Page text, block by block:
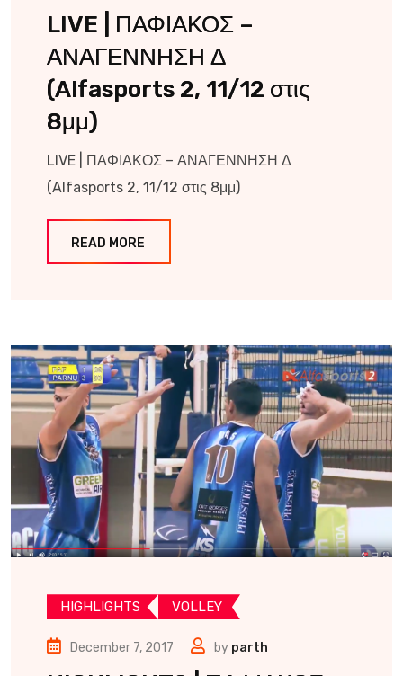
LIVE | ΠΑΦΙΑΚΟΣ –
ΑΝΑΓΕΝΝΗΣΗ Δ
(Alfasports 2, 11/12 στις
8μμ)
LIVE | ΠΑΦΙΑΚΟΣ – ΑΝΑΓΕΝΝΗΣΗ Δ
(Alfasports 2, 11/12 στις 8μμ)
READ MORE
HIGHLIGHTS VOLLEY
December 7, 2017 by parth